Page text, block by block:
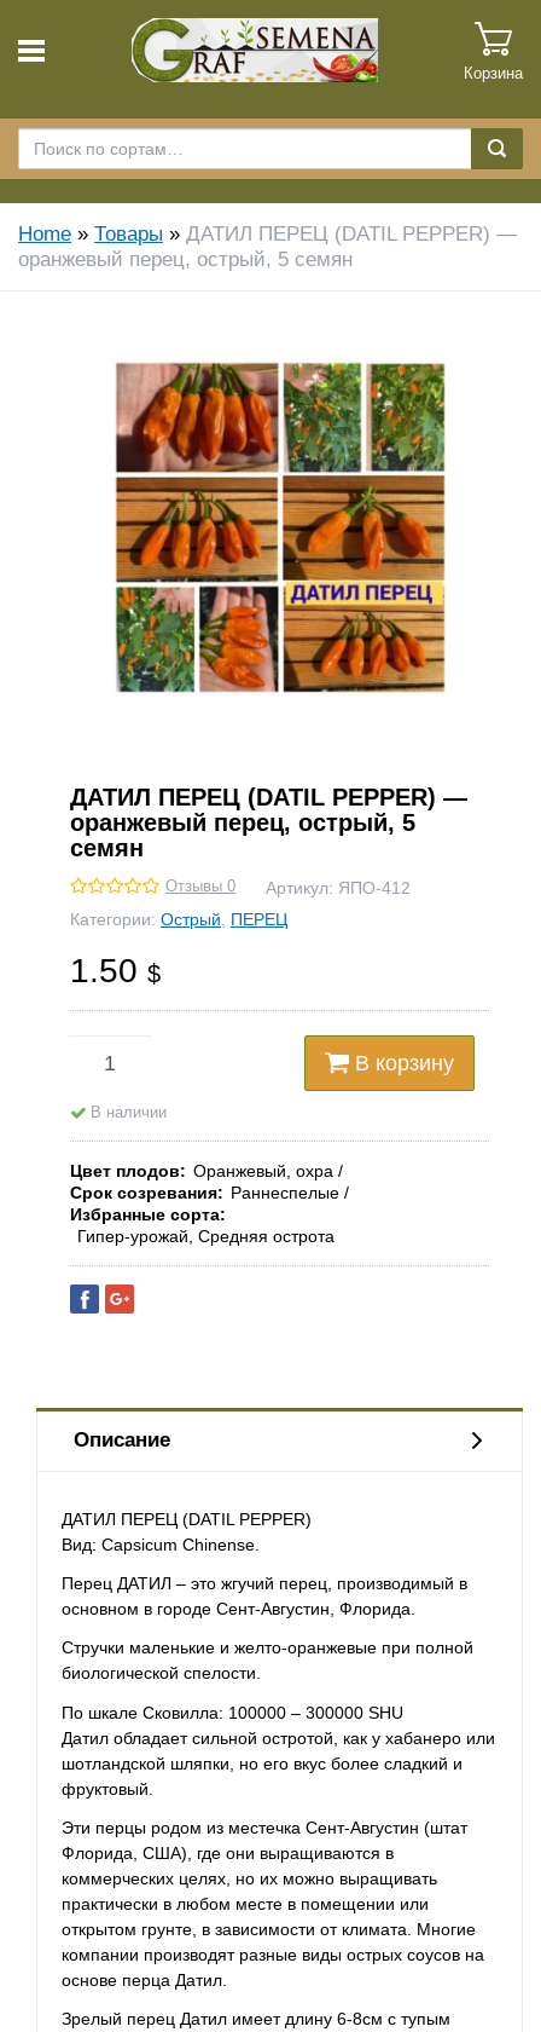
Корзина
Home » Товары » ДАТИЛ ПЕРЕЦ (DATIL PEPPER) —
оранжевый перец, острый, 5 семян
ДАТИЛ ПЕРЕЦ (DATIL PEPPER) —
оранжевый перец, острый, 5
семян
Отзывы 0 Артикул: ЯПО-412
Категории: Острый ПЕРЕЦ
1.50 $
В корзину
В наличии
Цвет плодов
Оранжевый, охра
Срок созревания
Раннеспелые
Избранные сорта
Гипер-урожай, Средняя острота
Описание
ДАТИЛ ПЕРЕЦ (DATIL PEPPER)
Вид: Capsicum Chinense.
Перец ДАТИЛ – это жгучий перец, производимый в
основном в городе Сент-Августин, Флорида.
Стручки маленькие и желто-оранжевые при полной
биологической спелости.
По шкале Сковилла: 100000 – 300000 SHU
Датил обладает сильной остротой, как у хабанеро или
шотландской шляпки, но его вкус более сладкий и
фруктовый.
Эти перцы родом из местечка Сент-Августин (штат
Флорида, США), где они выращиваются в
коммерческих целях, но их можно выращивать
практически в любом месте в помещении или
открытом грунте, в зависимости от климата. Многие
компании производят разные виды острых соусов на
основе перца Датил.
Зрелый перец Датил имеет длину 6-8см с тупым